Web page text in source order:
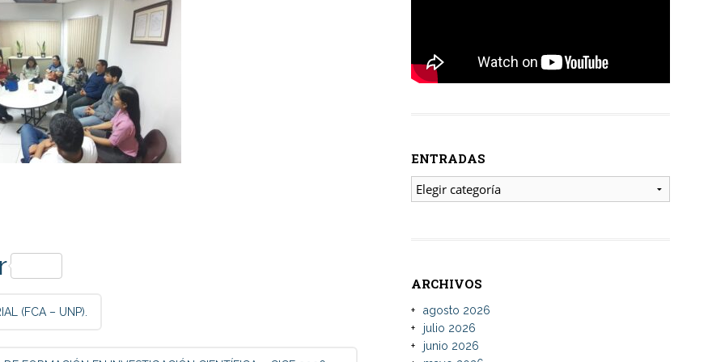
(FCA – UNP).
ENTRADAS
ENTRADAS
ARCHIVOS
agosto 2026
julio 2026
junio 2026